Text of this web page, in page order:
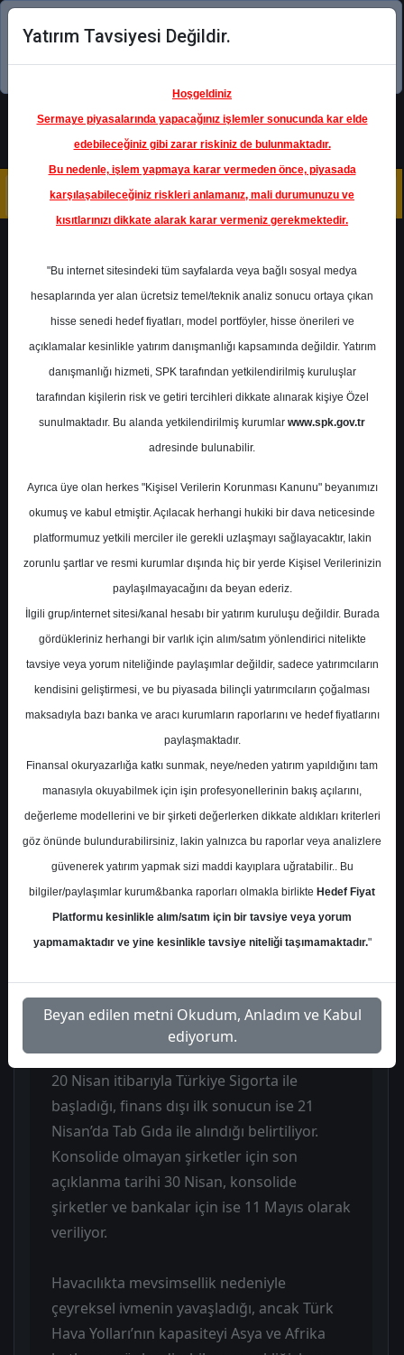
Şimdi uygulamayı indirin!
Ana Sayfa
Raporlar
KuveytTürk Yatırım
Rapor Detay
1.Çeyrek 2026 Kâr
Tahminleri
A- A+
1.Çeyrek 2026 Kâr Tahminleri
Rapor, 1Ç26 döneminde sağlık, savunma,
perakende ve petro rafineri sektörlerinin
öne çıkacağını, genel olarak ise şirket
finansallarının küresel risklerdeki artış,
finansal koşullardaki görece sıkılık, talep
görünümündeki dalgalanma ve enflasyon
muhasebesi etkileri altında şekilleneceğini
vurguluyor. Kurum, Orta Doğu’daki
jeopolitik risklerin şirket ve sektör bazlı
ayrışmayı artırdığını, bu nedenle 1Ç26
sonuçlarında performansların belirgin
şekilde farklılaşabileceğini düşünüyor.
Borsa İstanbul’da 1Ç26 bilanço döneminin
20 Nisan itibarıyla Türkiye Sigorta ile
başladığı, finans dışı ilk sonucun ise 21
Nisan’da Tab Gıda ile alındığı belirtiliyor.
Konsolide olmayan şirketler için son
açıklanma tarihi 30 Nisan, konsolide
şirketler ve bankalar için ise 11 Mayıs olarak
veriliyor.
Havacılıkta mevsimsellik nedeniyle
çeyreksel ivmenin yavaşladığı, ancak Türk
Hava Yolları’nın kapasiteyi Asya ve Afrika
Yatırım Tavsiyesi Değildir.
Hoşgeldiniz
Sermaye piyasalarında yapacağınız işlemler sonucunda kar elde
edebileceğiniz gibi zarar riskiniz de bulunmaktadır.
Bu nedenle, işlem yapmaya karar vermeden önce, piyasada
karşılaşabileceğiniz riskleri anlamanız, mali durumunuzu ve
kısıtlarınızı dikkate alarak karar vermeniz gerekmektedir.
"Bu internet sitesindeki tüm sayfalarda veya bağlı sosyal medya
hesaplarında yer alan ücretsiz temel/teknik analiz sonucu ortaya çıkan
hisse senedi hedef fiyatları, model portföyler, hisse önerileri ve
açıklamalar kesinlikle yatırım danışmanlığı kapsamında değildir. Yatırım
danışmanlığı hizmeti, SPK tarafından yetkilendirilmiş kuruluşlar
tarafından kişilerin risk ve getiri tercihleri dikkate alınarak kişiye Özel
sunulmaktadır. Bu alanda yetkilendirilmiş kurumlar www.spk.gov.tr
adresinde bulunabilir.
Ayrıca üye olan herkes "Kişisel Verilerin Korunması Kanunu" beyanımızı
okumuş ve kabul etmiştir. Açılacak herhangi hukiki bir dava neticesinde
platformumuz yetkili merciler ile gerekli uzlaşmayı sağlayacaktır, lakin
zorunlu şartlar ve resmi kurumlar dışında hiç bir yerde Kişisel Verilerinizin
paylaşılmayacağını da beyan ederiz.
İlgili grup/internet sitesi/kanal hesabı bir yatırım kuruluşu değildir. Burada
gördükleriniz herhangi bir varlık için alım/satım yönlendirici nitelikte
tavsiye veya yorum niteliğinde paylaşımlar değildir, sadece yatırımcıların
kendisini geliştirmesi, ve bu piyasada bilinçli yatırımcıların çoğalması
maksadıyla bazı banka ve aracı kurumların raporlarını ve hedef fiyatlarını
paylaşmaktadır.
Finansal okuryazarlığa katkı sunmak, neye/neden yatırım yapıldığını tam
manasıyla okuyabilmek için işin profesyonellerinin bakış açılarını,
değerleme modellerini ve bir şirketi değerlerken dikkate aldıkları kriterleri
göz önünde bulundurabilirsiniz, lakin yalnızca bu raporlar veya analizlere
güvenerek yatırım yapmak sizi maddi kayıplara uğratabilir.. Bu
bilgiler/paylaşımlar kurum&banka raporları olmakla birlikte Hedef Fiyat
Platformu kesinlikle alım/satım için bir tavsiye veya yorum
yapmamaktadır ve yine kesinlikle tavsiye niteliği taşımamaktadır."
Beyan edilen metni Okudum, Anladım ve Kabul
ediyorum.